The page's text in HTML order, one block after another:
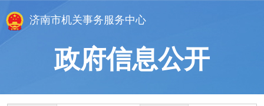
济南市机关事务服务中心
政府信息公开